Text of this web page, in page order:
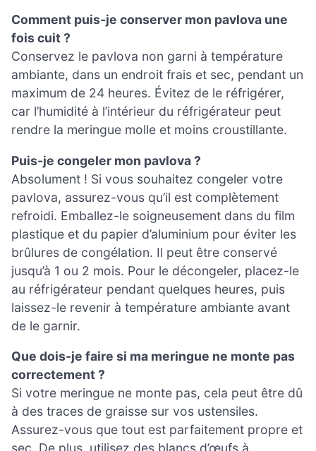
Comment puis-je conserver mon pavlova une
fois cuit ?
Conservez le pavlova non garni à température
ambiante, dans un endroit frais et sec, pendant un
maximum de 24 heures. Évitez de le réfrigérer,
car l’humidité à l’intérieur du réfrigérateur peut
rendre la meringue molle et moins croustillante.
Puis-je congeler mon pavlova ?
Absolument ! Si vous souhaitez congeler votre
pavlova, assurez-vous qu’il est complètement
refroidi. Emballez-le soigneusement dans du film
plastique et du papier d’aluminium pour éviter les
brûlures de congélation. Il peut être conservé
jusqu’à 1 ou 2 mois. Pour le décongeler, placez-le
au réfrigérateur pendant quelques heures, puis
laissez-le revenir à température ambiante avant
de le garnir.
Que dois-je faire si ma meringue ne monte pas
correctement ?
Si votre meringue ne monte pas, cela peut être dû
à des traces de graisse sur vos ustensiles.
Assurez-vous que tout est parfaitement propre et
sec. De plus, utilisez des blancs d’œufs à